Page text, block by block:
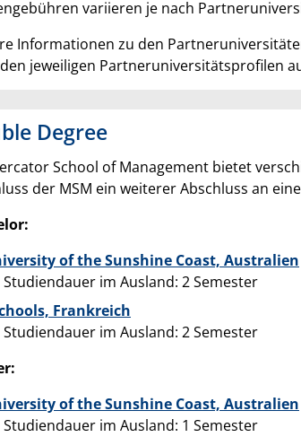
variieren je nach
Informationen zu den
jeweiligen Partneruniversitätsprofilen
Degree
School of Management bietet
der MSM ein weiterer Abschluss an
of the Sunshine Coast, Australien
Studiendauer im Ausland: 2 Semester
Frankreich
Studiendauer im Ausland: 2 Semester
of the Sunshine Coast, Australien
Studiendauer im Ausland: 1 Semester